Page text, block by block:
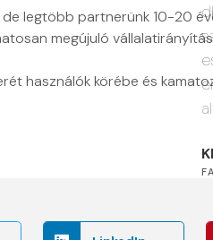
legtöbb partnerünk 10-20
megújuló
használók körébe és
CSABA
SZÁMVITELI
VEZETŐ
db
számla
elenyészően